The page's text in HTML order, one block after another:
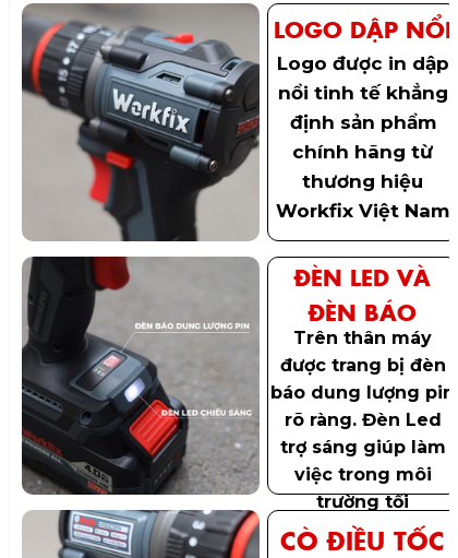
CÒ ĐIỀU TỐC
LOGO DẬP NỔI
Logo được in dập
nổi tinh tế khẳng
định sản phẩm
chính hãng từ
thương hiệu
Workfix Việt Nam
ĐÈN LED VÀ
ĐÈN BÁO
Trên thân máy
được trang bị đèn
báo dung lượng pin
rõ ràng. Đèn Led
trợ sáng giúp làm
việc trong môi
trường tối